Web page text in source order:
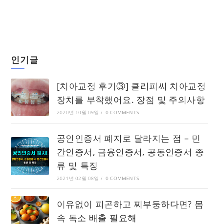
인기글
[치아교정 후기③] 클리피씨 치아교정
장치를 부착했어요. 장점 및 주의사항
2020년 10월 09일 / 0 COMMENTS
공인인증서 폐지로 달라지는 점 – 민
간인증서, 금융인증서, 공동인증서 종
류 및 특징
2021년 02월 08일 / 0 COMMENTS
이유없이 피곤하고 찌부둥하다면? 몸
속 독소 배출 필요해